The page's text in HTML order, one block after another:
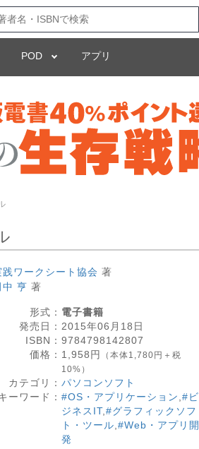
POD アプリ
践ワークシート協会 著
中 亨 著
形式： 電子書籍
発売日： 2015年06月18日
ISBN： 9784798142807
価格： 1,958 円
（本体1,780円＋税
10%）
カテゴリ： パソコンソフト
ーワード： #OS・アプリケーション #ビ
ジネスIT, #グラフィックソフ
ト・ツール #Web・アプリ開
発